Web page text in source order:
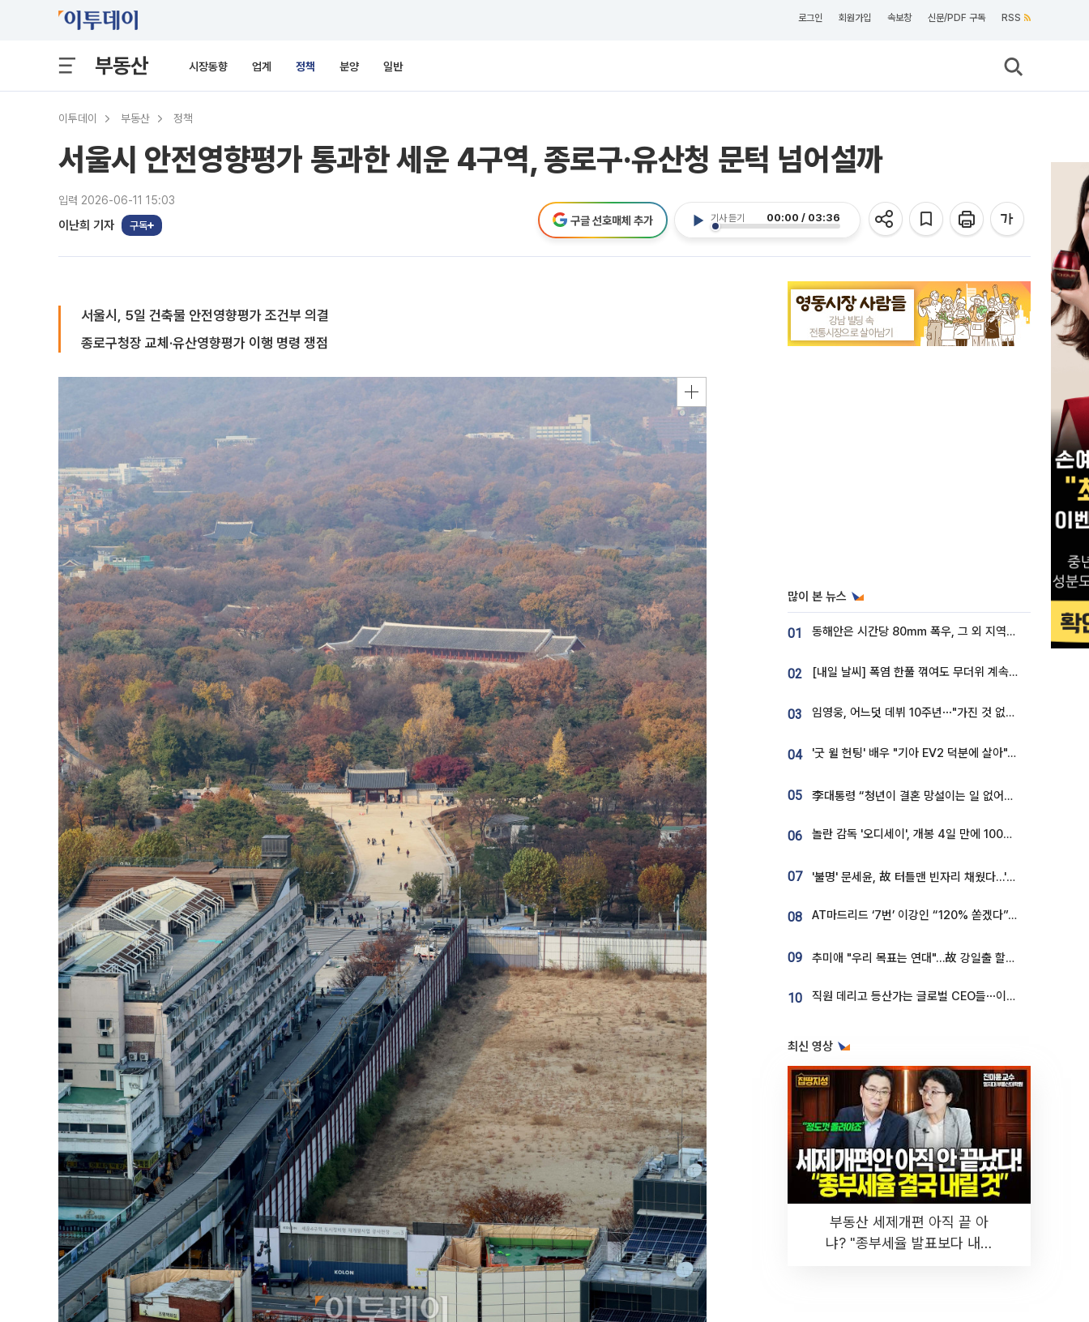
로그인 회원가입 속보창 신문/PDF 구독 RSS
부동산 시장동향 업계 정책 분양 일반
이투데이 부동산 정책
서울시 안전영향평가 통과한 세운 4구역, 종로구·유산청 문턱 넘어설까
입력 2026-06-11 15:03
이난희 기자 구독
기사 듣기 00:00 / 03:36
구글 선호매체 추가
서울시, 5일 건축물 안전영향평가 조건부 의결
종로구청장 교체·유산영향평가 이행 명령 쟁점
많이 본 뉴스
01 동해안은 시간당 80㎜ 폭우, 그 외 지역은 폭염…‘극과 극 날씨’
02 [내일 날씨] 폭염 한풀 꺾여도 무더위 계속⋯동해안 이틀 연속 비
03 임영웅, 어느덧 데뷔 10주년⋯"가진 것 없던 시절, 내 앞엔 20명의 팬뿐"
04 '굿 윌 헌팅' 배우 "기아 EV2 덕분에 살아"…교통사고 후 안전성 극찬
05 李대통령 “청년이 결혼 망설이는 일 없어야...제도상 불이익 조사”
06 놀란 감독 '오디세이', 개봉 4일 만에 100만 돌파⋯'왕사남' 보다 빠르다
07 '불명' 문세윤, 故 터틀맨 빈자리 채웠다…'거북이' 눈물의 최종 우승
08 AT마드리드 ‘7번’ 이강인 “120% 쏟겠다”⋯시메오네 감독 “필요한 선수”
09 추미애 "우리 목표는 연대"…故 강일출 할머니 흉상 제막
10 직원 데리고 등산가는 글로벌 CEO들⋯이유 있었네
최신 영상
부동산 세제개편 아직 끝 아
냐? "종부세율 발표보다 내릴